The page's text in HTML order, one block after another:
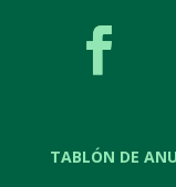
TABLÓN DE